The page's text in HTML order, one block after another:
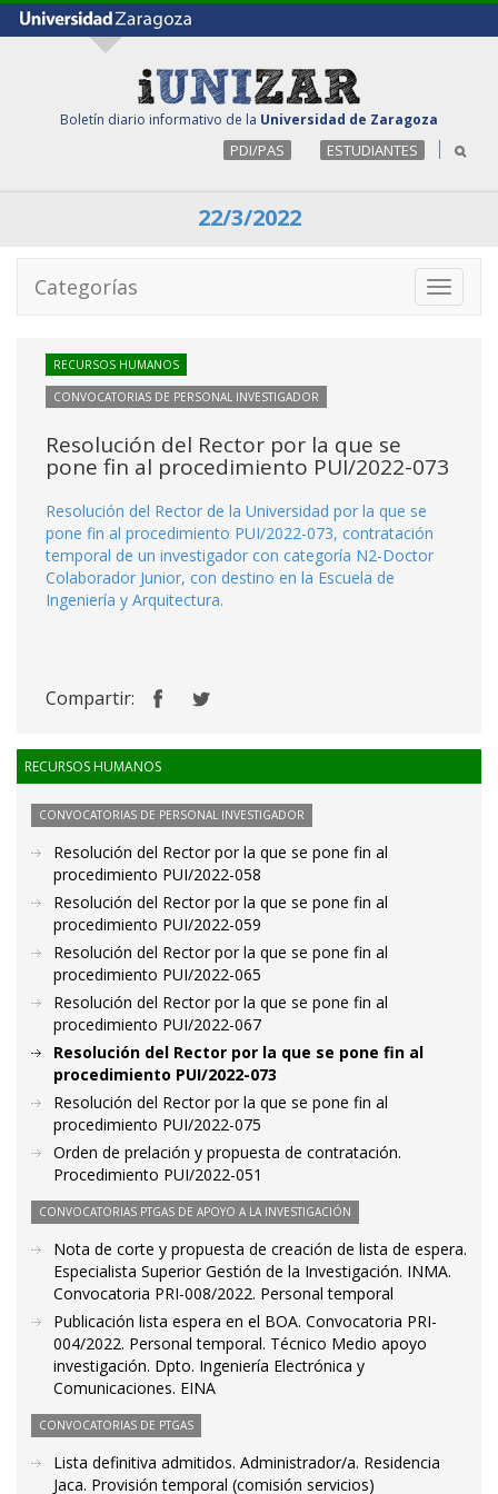
Boletín diario informativo de la Universidad de Zaragoza
PDI/PAS ESTUDIANTES
22/3/2022
Toggle
Categorías
RECURSOS HUMANOS
CONVOCATORIAS DE PERSONAL INVESTIGADOR
Resolución del Rector por la que se
pone fin al procedimiento PUI/2022-073
Resolución del Rector de la Universidad por la que se
pone fin al procedimiento PUI/2022-073, contratación
temporal de un investigador con categoría N2-Doctor
Colaborador Junior, con destino en la Escuela de
Ingeniería y Arquitectura.
Compartir:
RECURSOS HUMANOS
CONVOCATORIAS DE PERSONAL INVESTIGADOR
Resolución del Rector por la que se pone fin al
procedimiento PUI/2022-058
Resolución del Rector por la que se pone fin al
procedimiento PUI/2022-059
Resolución del Rector por la que se pone fin al
procedimiento PUI/2022-065
Resolución del Rector por la que se pone fin al
procedimiento PUI/2022-067
Resolución del Rector por la que se pone fin al
procedimiento PUI/2022-073
Resolución del Rector por la que se pone fin al
procedimiento PUI/2022-075
Orden de prelación y propuesta de contratación.
Procedimiento PUI/2022-051
CONVOCATORIAS PTGAS DE APOYO A LA INVESTIGACIÓN
Nota de corte y propuesta de creación de lista de espera.
Especialista Superior Gestión de la Investigación. INMA.
Convocatoria PRI-008/2022. Personal temporal
Publicación lista espera en el BOA. Convocatoria PRI-
004/2022. Personal temporal. Técnico Medio apoyo
investigación. Dpto. Ingeniería Electrónica y
Comunicaciones. EINA
CONVOCATORIAS DE PTGAS
Lista definitiva admitidos. Administrador/a. Residencia
Jaca. Provisión temporal (comisión servicios)